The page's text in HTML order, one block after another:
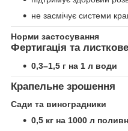
не засмічує системи
Норми застосування
Фертигація та
0,3–1,5 г на 1 л води
Крапельне зрошення
Сади та виноградники
0,5 кг на 1000 л